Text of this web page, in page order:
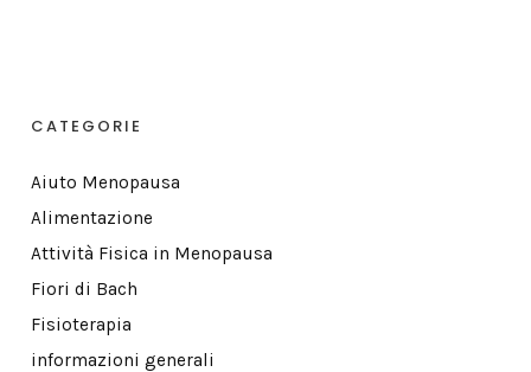
CATEGORIE
Aiuto Menopausa
Alimentazione
Attività Fisica in Menopausa
Fiori di Bach
Fisioterapia
informazioni generali